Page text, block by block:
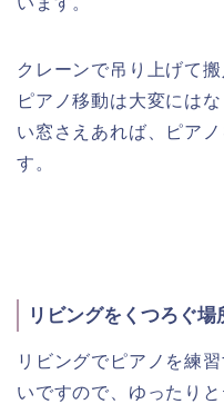
クレーンで吊り上げて
ピアノ移動は大変には
い窓さえあれば、ピア
す。
リビングをくつろぐ
リビングでピアノを練
いですので、ゆったり